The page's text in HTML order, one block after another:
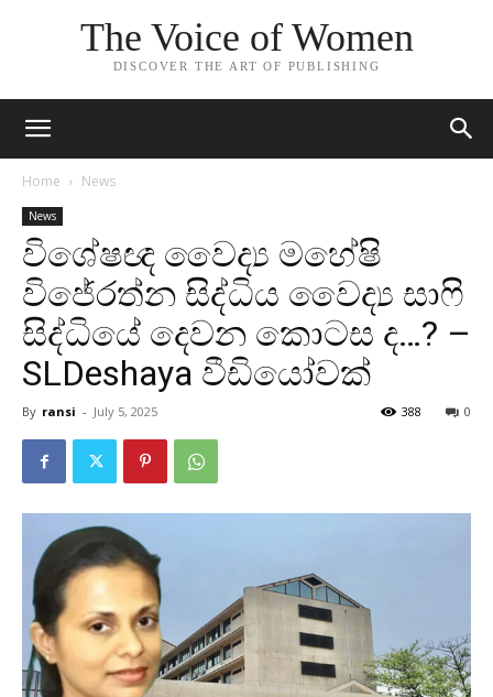
The Voice of Women
DISCOVER THE ART OF PUBLISHING
Home News
News
විශේෂඥ වෛද්‍ය මහේෂි
විජේරත්න සිද්ධිය වෛද්‍ය සාෆි
සිද්ධියේ දෙවන කොටස ද…? –
SLDeshaya වීඩියෝවක්
By ransi - July 5, 2025 0
388